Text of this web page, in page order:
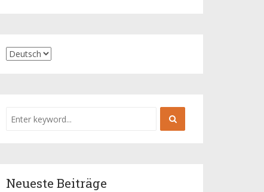
Neueste Beiträge